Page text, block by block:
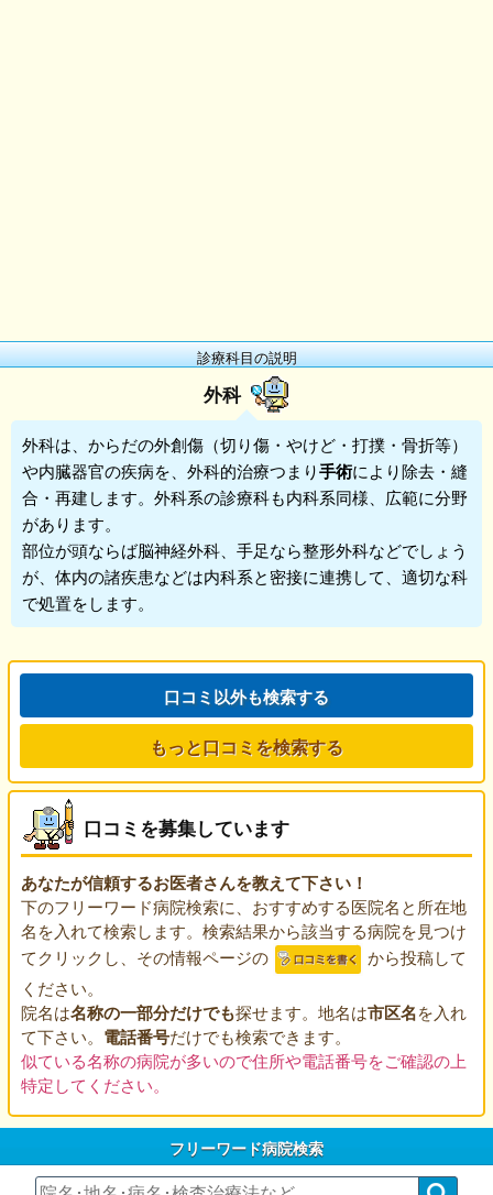
診療科目の説明
外科
外科は、からだの外創傷（切り傷・やけど・打撲・骨折等）
や内臓器官の疾病を、外科的治療つまり手術により除去・縫
合・再建します。外科系の診療科も内科系同様、広範に分野
があります。
部位が頭ならば脳神経外科、手足なら整形外科などでしょう
が、体内の諸疾患などは内科系と密接に連携して、適切な科
で処置をします。
口コミ以外も検索する
もっと口コミを検索する
口コミを募集しています
あなたが信頼するお医者さんを教えて下さい！
下のフリーワード病院検索に、おすすめする医院名と所在地
名を入れて検索します。検索結果から該当する病院を見つけ
てクリックし、その情報ページの
から投稿して
ください。
院名は名称の一部分だけでも探せます。地名は市区名を入れ
て下さい。 電話番号だけでも検索できます。
似ている名称の病院が多いので住所や電話番号をご確認の上
特定してください。
フリーワード病院検索